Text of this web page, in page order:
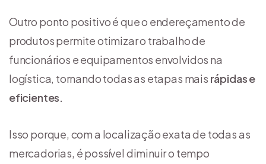
Outro ponto positivo é que o endereçamento de
produtos permite otimizar o trabalho de
funcionários e equipamentos envolvidos na
logística, tornando todas as etapas mais rápidas e
eficientes.
Isso porque, com a localização exata de todas as
mercadorias, é possível diminuir o tempo